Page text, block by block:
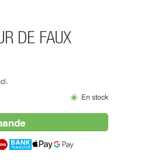
DE FAUX
En stock